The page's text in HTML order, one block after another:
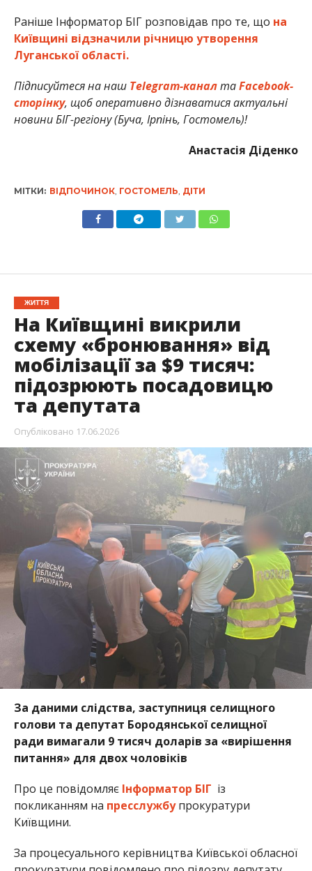
Раніше Інформатор БІГ розповідав про те, що на
Київщині відзначили річницю утворення
Луганської області.
Підписуйтеся на наш Telegram-каналтаFacebook-
сторінку, щоб оперативно дізнаватися актуальні
новини БІГ-регіону (Буча, Ірпінь, Гостомель)!
Анастасія Діденко
МІТКИ: ВІДПОЧИНОК, ГОСТОМЕЛЬ, ДІТИ
ЖИТТЯ
На Київщині викрили
схему «бронювання» від
мобілізації за $9 тисяч:
підозрюють посадовицю
та депутата
Опубліковано 17.06.2026
За даними слідства, заступниця селищного
голови та депутат Бородянської селищної
ради вимагали 9 тисяч доларів за «вирішення
питання» для двох чоловіків
Про це повідомляє Інформатор БІГ із
покликанням на пресслужбупрокуратури
Київщини.
За процесуального керівництва Київської обласної